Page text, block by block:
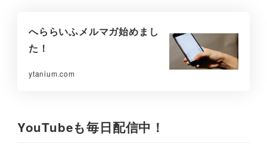
へららいふメルマガ始めまし
た！
ytanium.com
YouTubeも毎日配信中！